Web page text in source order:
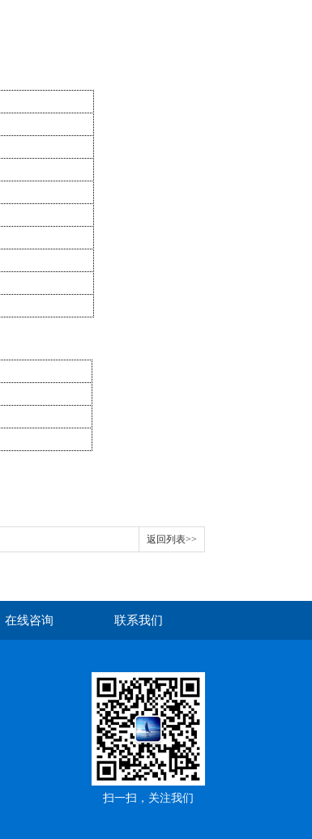
返回列表>>
在线咨询 联系我们
扫一扫，关注我们